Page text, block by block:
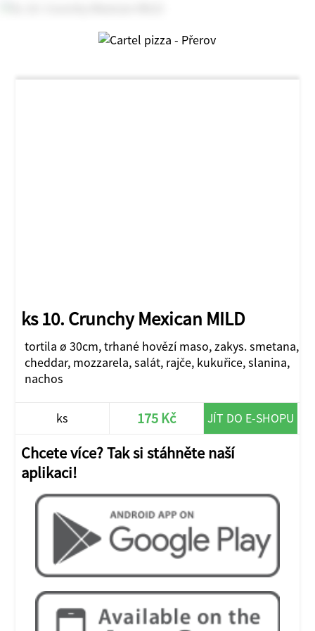
ks 10. Crunchy Mexican MILD
tortila ø 30cm, trhané hovězí maso, zakys. smetana,
cheddar, mozzarela, salát, rajče, kukuřice, slanina,
nachos
ks 175 Kč JÍT DO E-SHOPU
Chcete více? Tak si stáhněte naší
aplikaci!